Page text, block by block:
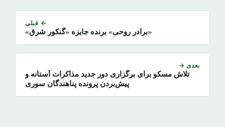
← قبلی
«برادر روحی» برنده جایزه «گنکور شرق»
بعدی →
تلاش مسکو برای برگزاری دور جدید مذاکرات آستانه و
پیش‌بردن پرونده پناهندگان سوری